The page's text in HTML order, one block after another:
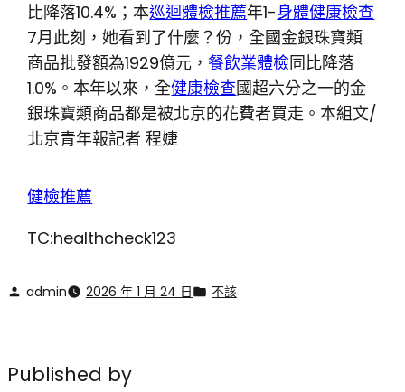
比降落10.4%；本巡迴體檢推薦年1-身體健康檢查
7月此刻，她看到了什麼？份，全國金銀珠寶類
商品批發額為1929億元， 餐飲業體檢同比降落
1.0%。本年以來，全健康檢查國超六分之一的金
銀珠寶類商品都是被北京的花費者買走。本組文/
北京青年報記者 程婕
健檢推薦
TC:healthcheck123
admin 2026 年 1 月 24 日 不該
Published by